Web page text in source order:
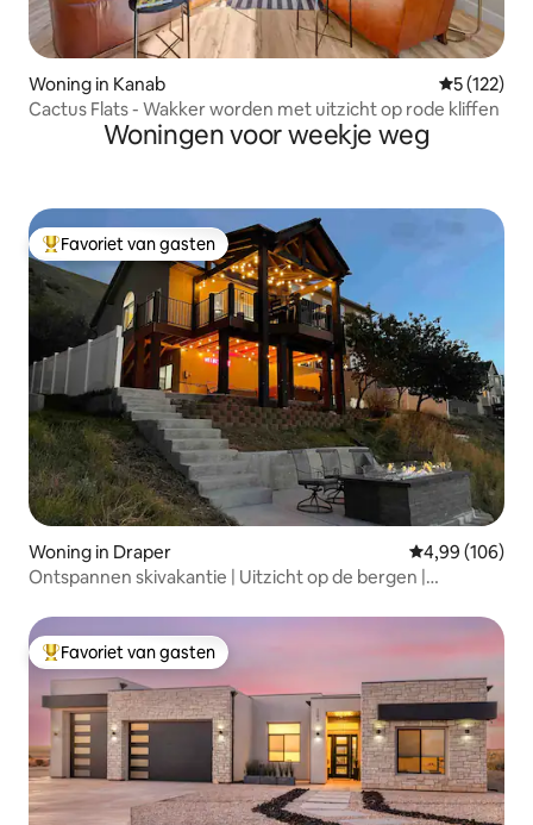
Woning in Kanab
5 (122)
Cactus Flats - Wakker worden met uitzicht op rode kliffen
Woningen voor weekje weg
Topfavoriet van gasten
Favoriet van gasten
Woning in Draper Gemiddelde
4,99 (106)
Ontspannen skivakantie | Uitzicht op de bergen |
Topfavoriet van gasten
Favoriet van gasten